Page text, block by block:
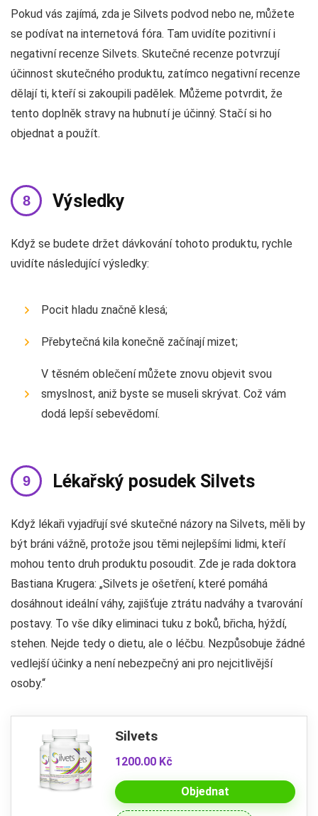
Pokud vás zajímá, zda je Silvets podvod nebo ne, můžete
se podívat na internetová fóra. Tam uvidíte pozitivní i
negativní recenze Silvets. Skutečné recenze potvrzují
účinnost skutečného produktu, zatímco negativní recenze
dělají ti, kteří si zakoupili padělek. Můžeme potvrdit, že
tento doplněk stravy na hubnutí je účinný. Stačí si ho
objednat a použít.
Výsledky
Když se budete držet dávkování tohoto produktu, rychle
uvidíte následující výsledky:
Pocit hladu značně klesá;
Přebytečná kila konečně začínají mizet;
V těsném oblečení můžete znovu objevit svou
smyslnost, aniž byste se museli skrývat. Což vám
dodá lepší sebevědomí.
Lékařský posudek Silvets
Když lékaři vyjadřují své skutečné názory na Silvets, měli by
být bráni vážně, protože jsou těmi nejlepšími lidmi, kteří
mohou tento druh produktu posoudit. Zde je rada doktora
Bastiana Krugera: „Silvets je ošetření, které pomáhá
dosáhnout ideální váhy, zajišťuje ztrátu nadváhy a tvarování
postavy. To vše díky eliminaci tuku z boků, břicha, hýždí,
stehen. Nejde tedy o dietu, ale o léčbu. Nezpůsobuje žádné
vedlejší účinky a není nebezpečný ani pro nejcitlivější
osoby.“
Silvets
1200.00 Kč
Objednat